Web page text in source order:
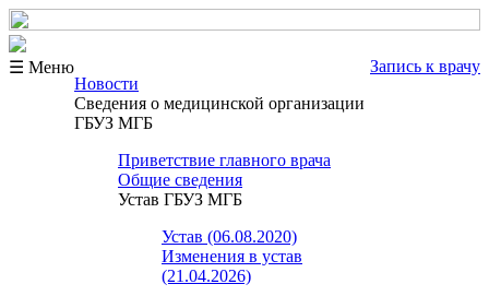
☰ Меню
Запись к врачу
Новости
Сведения о медицинской организации
ГБУЗ МГБ
Приветствие главного врача
Общие сведения
Устав ГБУЗ МГБ
Устав (06.08.2020)
Изменения в устав
(21.04.2026)